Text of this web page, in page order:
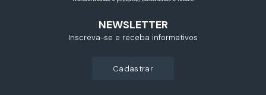
NEWSLETTER
Inscreva-se e receba informativos
cadastrar